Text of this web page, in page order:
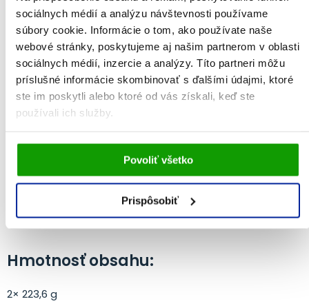
sociálnych médií a analýzu návštevnosti používame
súbory cookie. Informácie o tom, ako používate naše
webové stránky, poskytujeme aj našim partnerom v oblasti
sociálnych médií, inzercie a analýzy. Títo partneri môžu
príslušné informácie skombinovať s ďalšími údajmi, ktoré
ste im poskytli alebo ktoré od vás získali, keď ste
používali ich služby.
Vami udelený súhlas bude uchovávaný po dobu jedného
roka. Zmenu nastavení Vami odsúhlasených cookies
môžete upraviť v časti stránkyInformácie o cookies.
Povoliť všetko
Prispôsobiť
Nie je určené pre deti do 3 rokov. Musí sa skladovať mimo
dosahu detí. Ustanovená odporúčaná denná dávka sa
nesmie prekročiť. Nesmie sa používať ako náhrada
rozmanitej stravy. Uschovávajte v suchu pri teplote 10–25
°C. Chráňte pred vlhkom a priamym slnečným žiarením.
Výrobok je bez cukru, bez lepku (bezgluténový) a bez
Veľkosť balenia:
2× 130 tabliet
Hmotnosť obsahu:
2× 223,6 g